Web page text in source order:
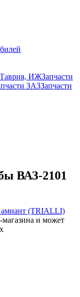
Таврия, ИЖЗапчасти
ЗАЗЗапчасти
ВАЗ-2101
магазина и может